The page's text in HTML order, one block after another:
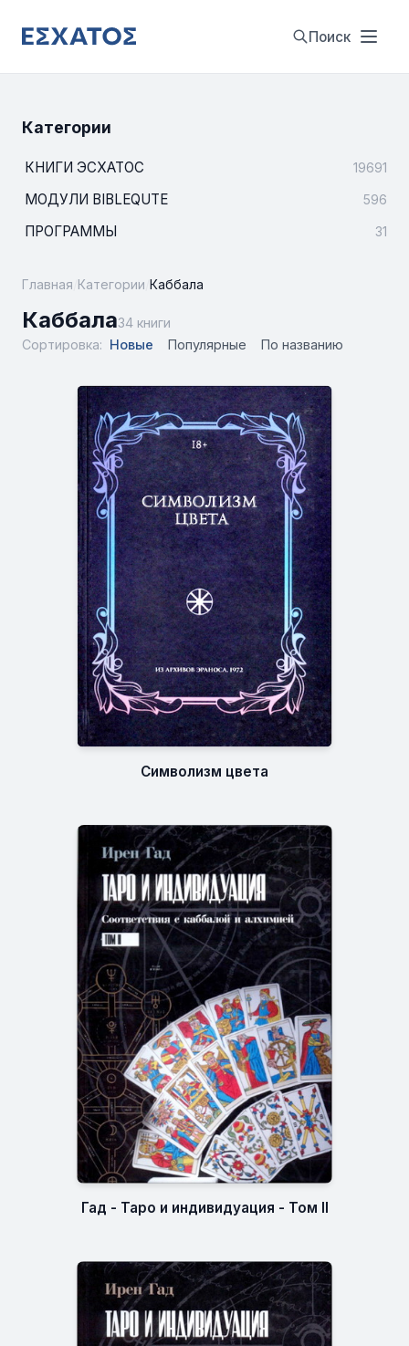
Поиск
Категории
КНИГИ ЭСХАТОС 19691
МОДУЛИ BIBLEQUTE 596
ПРОГРАММЫ 31
Главная Категории Каббала
Каббала34 книги
Сортировка: Новые Популярные По названию
Символизм цвета
Гад - Таро и индивидуация - Том II